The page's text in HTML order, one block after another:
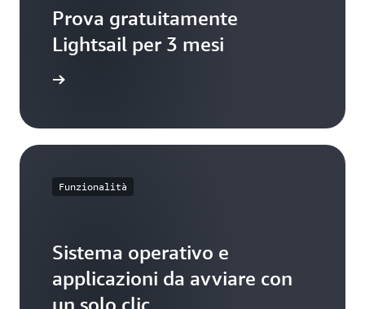
Prova gratuitamente
Lightsail per 3 mesi
Funzionalità
Sistema operativo e
applicazioni da avviare con
un solo clic